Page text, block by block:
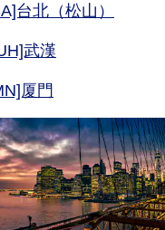
台北（松山）
武漢
厦門